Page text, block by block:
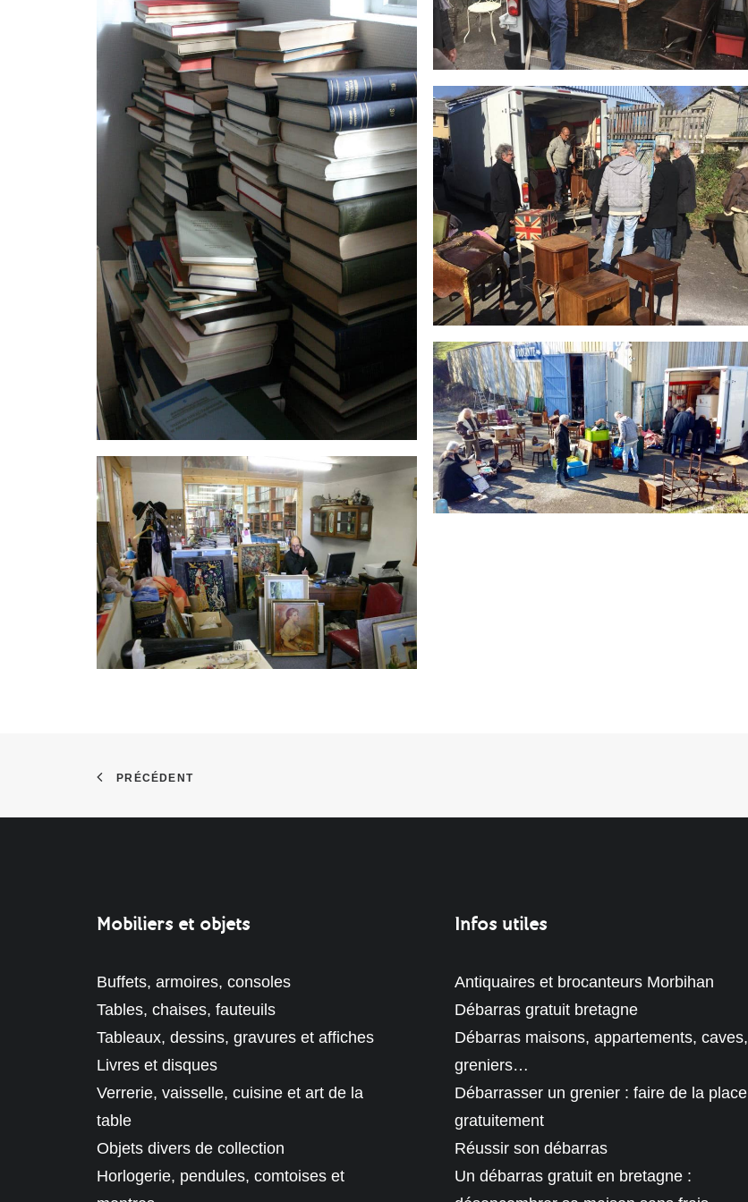
PRÉCÉDENT
Mobiliers et objets
Buffets, armoires, consoles
Tables, chaises, fauteuils
Tableaux, dessins, gravures et affiches
Livres et disques
Verrerie, vaisselle, cuisine et art de la
table
Objets divers de collection
Horlogerie, pendules, comtoises et
Infos utiles
Antiquaires et brocanteurs Morbihan
Débarras gratuit bretagne
Débarras maisons, appartements, caves,
greniers…
Débarrasser un grenier : faire de la place
gratuitement
Réussir son débarras
Un débarras gratuit en bretagne :